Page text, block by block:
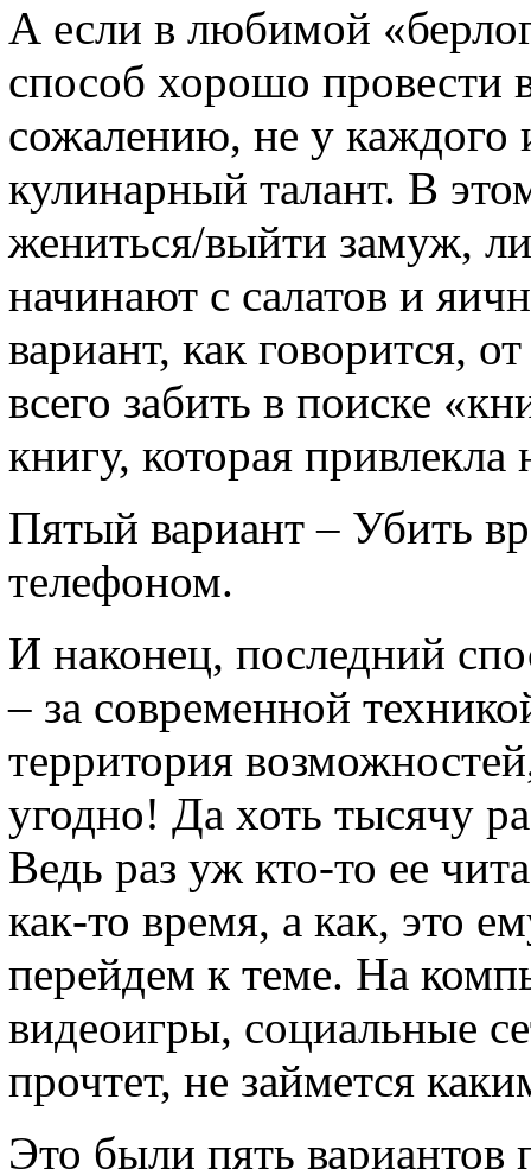
А если в любимой
способ хорошо провести
сожалению, не у каждого
кулинарный талант. В
жениться/выйти замуж,
начинают с салатов и
вариант, как говорится,
всего забить в поиске
книгу, которая привлекла
Пятый вариант – Убить
телефоном.
И наконец, последний
– за современной
территория
угодно! Да хоть тысячу
Ведь раз уж кто-то ее
как-то время, а как, это
перейдем к теме. На
видеоигры, социальные
прочтет, не займется
Это были пять вариантов